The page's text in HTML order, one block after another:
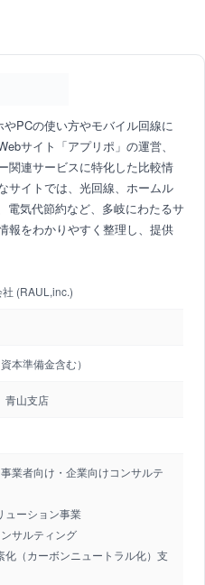
PCの使い方やモバイル回線に
サイト「アプリポ」の運営、
関連サービスに特化した比較情
サイトでは、光回線、ホームル
電気代節約など、多岐にわたるサ
報をわかりやすく整理し、提供
(RAUL,inc.)
本準備金含む）
山支店
業者向け・企業向けコンサルテ
ューション事業
サルティング
化（カーボンニュートラル化）支